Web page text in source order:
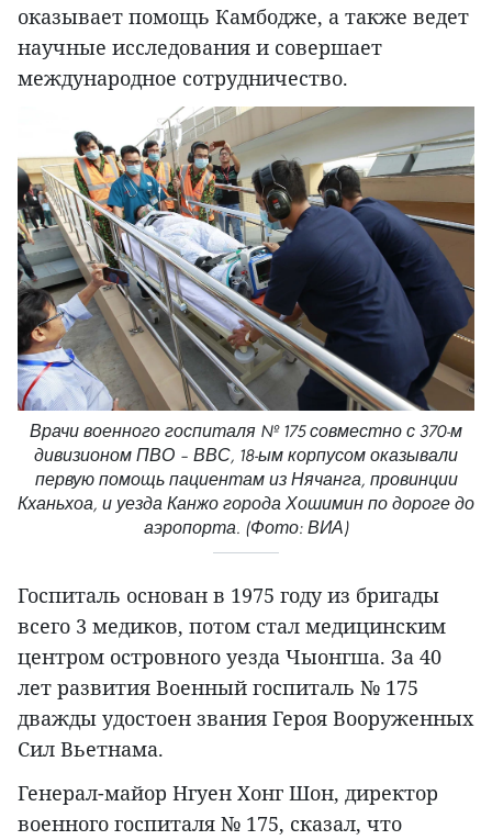
оказывает помощь Камбодже, а также ведет
научные исследования и совершает
международное сотрудничество.
Врачи военного госпиталя № 175 совместно с 370-м
дивизионом ПВО – ВВС, 18-ым корпусом оказывали
первую помощь пациентам из Нячанга, провинции
Кханьхоа, и уезда Канжо города Хошимин по дороге до
аэропорта. (Фото: ВИА)
Госпиталь основан в 1975 году из бригады
всего 3 медиков, потом стал медицинским
центром островного уезда Чыонгша. За 40
лет развития Военный госпиталь № 175
дважды удостоен звания Героя Вооруженных
Сил Вьетнама.
Генерал-майор Нгуен Хонг Шон, директор
военного госпиталя № 175, сказал, что